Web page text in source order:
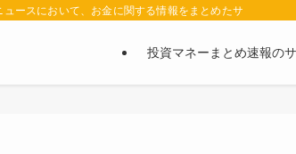
ースにおいて、お金に関する情報をまとめたサイトです
投資マネーまとめ速報の